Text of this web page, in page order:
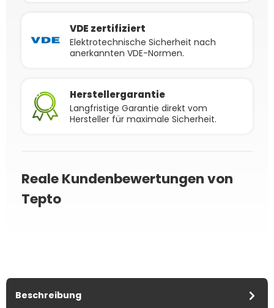
VDE zertifiziert
Elektrotechnische Sicherheit nach
anerkannten VDE-Normen.
Herstellergarantie
Langfristige Garantie direkt vom
Hersteller für maximale Sicherheit.
Reale Kundenbewertungen von
Tepto
Beschreibung